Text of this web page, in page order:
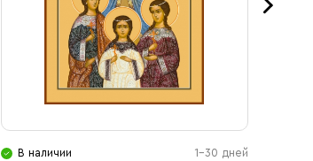
В наличии 1-30 дней